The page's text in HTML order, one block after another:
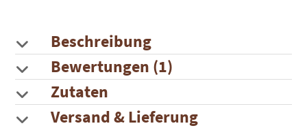
Beschreibung
Bewertungen (1)
Zutaten
Versand & Lieferung